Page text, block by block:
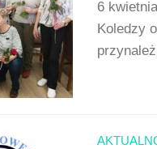
6
Koledzy